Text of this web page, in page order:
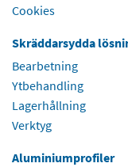
Cookies
Skräddarsydda
Bearbetning
Ytbehandling
Lagerhållning
Verktyg
Aluminiumprofiler